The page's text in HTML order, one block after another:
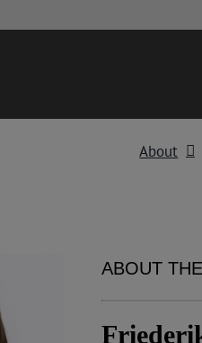
About
ABOUT